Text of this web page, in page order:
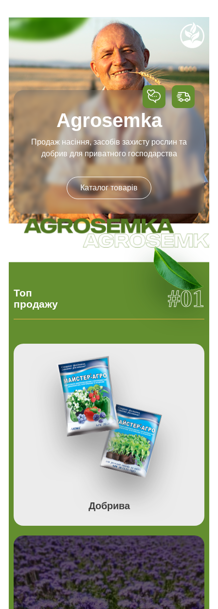
Agrosemka
Продаж насіння, засобів захисту рослин та
добрив для приватного господарства
Каталог товарів
Топ
продажу
#01
Добрива